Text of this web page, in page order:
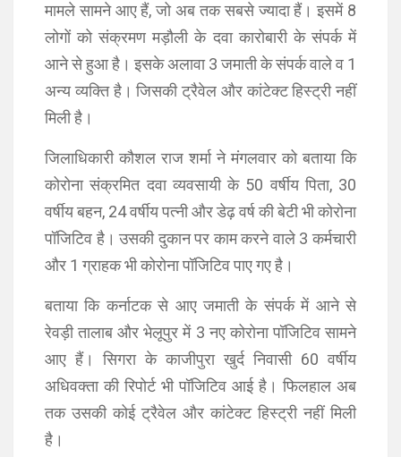
मामले सामने आए हैं, जो अब तक सबसे ज्यादा हैं। इसमें 8
लोगों को संक्रमण मड़ौली के दवा कारोबारी के संपर्क में
आने से हुआ है। इसके अलावा 3 जमाती के संपर्क वाले व 1
अन्य व्यक्ति है। जिसकी ट्रैवेल और कांटेक्ट हिस्ट्री नहीं
मिली है।
जिलाधिकारी कौशल राज शर्मा ने मंगलवार को बताया कि
कोरोना संक्रमित दवा व्यवसायी के 50 वर्षीय पिता, 30
वर्षीय बहन, 24 वर्षीय पत्नी और डेढ़ वर्ष की बेटी भी कोरोना
पॉजिटिव है। उसकी दुकान पर काम करने वाले 3 कर्मचारी
और 1 ग्राहक भी कोरोना पॉजिटिव पाए गए है।
बताया कि कर्नाटक से आए जमाती के संपर्क में आने से
रेवड़ी तालाब और भेलूपुर में 3 नए कोरोना पॉजिटिव सामने
आए हैं। सिगरा के काजीपुरा खुर्द निवासी 60 वर्षीय
अधिवक्ता की रिपोर्ट भी पॉजिटिव आई है। फिलहाल अब
तक उसकी कोई ट्रैवेल और कांटेक्ट हिस्ट्री नहीं मिली
है।